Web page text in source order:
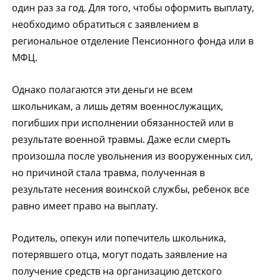
один раз за год. Для того, чтобы оформить выплату,
необходимо обратиться с заявлением в
региональное отделение Пенсионного фонда или в
МФЦ.
Однако полагаются эти деньги не всем
школьникам, а лишь детям военнослужащих,
погибших при исполнении обязанностей или в
результате военной травмы. Даже если смерть
произошла после увольнения из вооруженных сил,
но причиной стала травма, полученная в
результате несения воинской службы, ребенок все
равно имеет право на выплату.
Родитель, опекун или попечитель школьника,
потерявшего отца, могут подать заявление на
получение средств на организацию детского